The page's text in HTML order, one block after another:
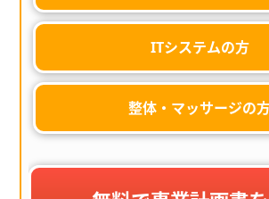
ITシステムの方
整体・マッサージの